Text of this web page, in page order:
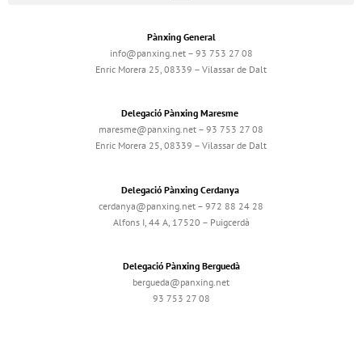
Pànxing General
info@panxing.net – 93 753 27 08
Enric Morera 25, 08339 – Vilassar de Dalt
Delegació Pànxing Maresme
maresme@panxing.net – 93 753 27 08
Enric Morera 25, 08339 – Vilassar de Dalt
Delegació Pànxing Cerdanya
cerdanya@panxing.net – 972 88 24 28
Alfons I, 44 A, 17520 – Puigcerdà
Delegació Pànxing Berguedà
bergueda@panxing.net
93 753 27 08